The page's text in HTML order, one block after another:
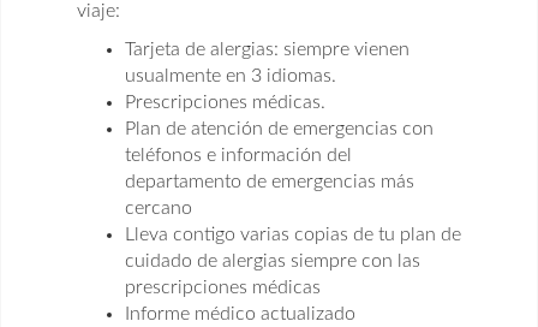
viaje:
Tarjeta de alergias: siempre vienen
usualmente en 3 idiomas.
Prescripciones médicas.
Plan de atención de emergencias con
teléfonos e información del
departamento de emergencias más
cercano
Lleva contigo varias copias de tu plan de
cuidado de alergias siempre con las
prescripciones médicas
Informe médico actualizado